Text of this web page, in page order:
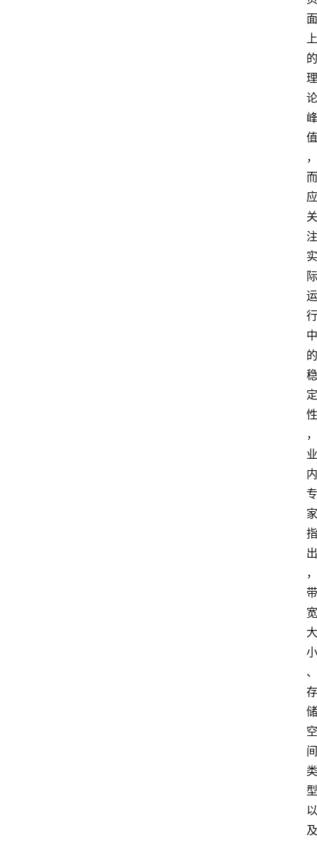
面
上
的
理
论
峰
值
，
而
应
关
注
实
际
运
行
中
的
稳
定
性
，
业
内
专
家
指
出
，
带
宽
大
小
、
存
储
空
间
类
型
以
及